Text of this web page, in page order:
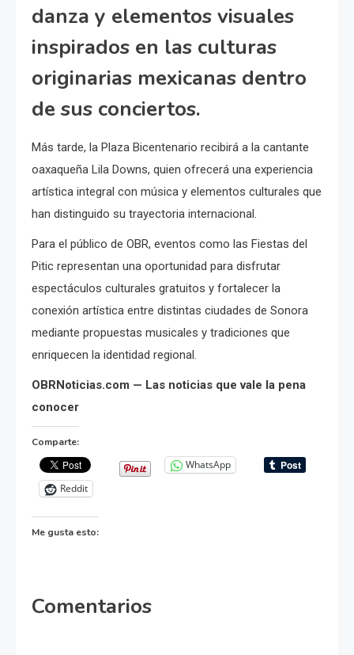
danza y elementos visuales
inspirados en las culturas
originarias mexicanas dentro
de sus conciertos.
Más tarde, la Plaza Bicentenario recibirá a la cantante
oaxaqueña Lila Downs, quien ofrecerá una experiencia
artística integral con música y elementos culturales que
han distinguido su trayectoria internacional.
Para el público de OBR, eventos como las Fiestas del
Pitic representan una oportunidad para disfrutar
espectáculos culturales gratuitos y fortalecer la
conexión artística entre distintas ciudades de Sonora
mediante propuestas musicales y tradiciones que
enriquecen la identidad regional.
OBRNoticias.com — Las noticias que vale la pena
conocer
Comparte:
WhatsApp
Reddit
Me gusta esto:
Comentarios